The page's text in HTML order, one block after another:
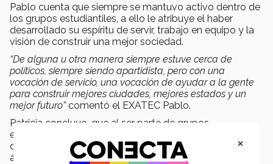
Pablo cuenta que siempre se mantuvo activo dentro de
los grupos estudiantiles, a ello le atribuye el haber
desarrollado su espíritu de servir, trabajo en equipo y la
visión de construir una mejor sociedad.
“De alguna u otra manera siempre estuve cerca de
políticos, siempre siendo apartidista, pero con una
vocación de servicio, una vocación de ayudar a la gente
para construir mejores ciudades, mejores estados y un
mejor futuro”comentó el EXATEC Pablo.
Patricia concluye que al ser parte de grupos
estudiantiles se forman agentes de cambio y jóvenes
que saben trabajar la responsabilidad en diferentes
ámbitos y no solo en el rubro académico.
×